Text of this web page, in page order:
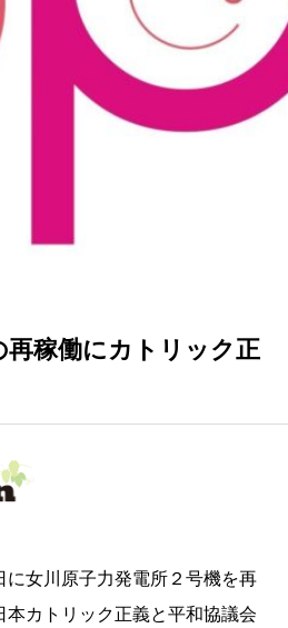
再稼働にカトリック正
に女川原子力発電所２号機を再
カトリック正義と平和協議会